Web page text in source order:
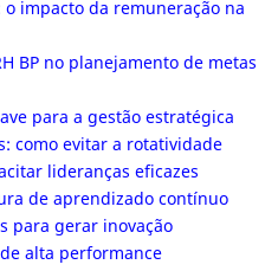
impacto da remuneração na
BP no planejamento de metas
para a gestão estratégica
como evitar a rotatividade
lideranças eficazes
de aprendizado contínuo
para gerar inovação
alta performance